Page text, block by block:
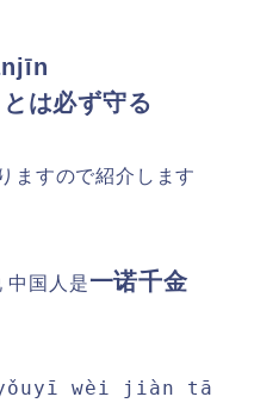
は必ず守る
ますので紹介します
中国人是一诺千金
yǒuyī wèi jiàn tā